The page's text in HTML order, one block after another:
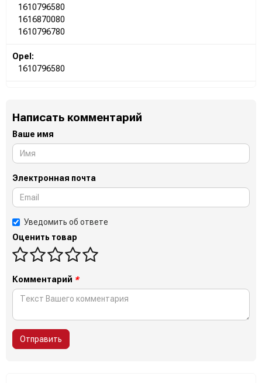
1610796580
1616870080
1610796780
Opel:
1610796580
Написать комментарий
Ваше имя
Электронная почта
Уведомить об ответе
Оценить товар
Комментарий *
Отправить